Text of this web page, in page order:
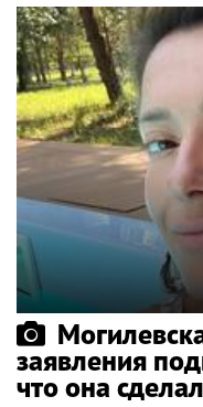
заявления
что она